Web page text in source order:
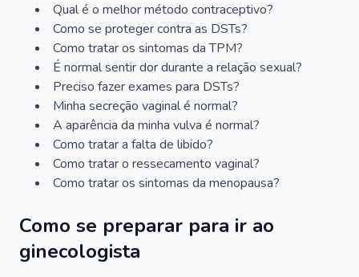
Qual é o melhor método contraceptivo?
Como se proteger contra as DSTs?
Como tratar os sintomas da TPM?
É normal sentir dor durante a relação sexual?
Preciso fazer exames para DSTs?
Minha secreção vaginal é normal?
A aparência da minha vulva é normal?
Como tratar a falta de libido?
Como tratar o ressecamento vaginal?
Como tratar os sintomas da menopausa?
Como se preparar para ir ao
ginecologista